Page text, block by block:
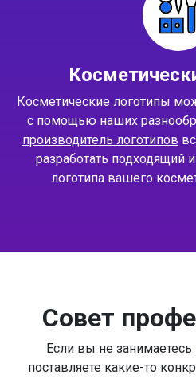
Косметические логотипы
с помощью наших
производитель логотипов
разработать подходящий
логотипа вашего
Совет
Если вы не
поставляете какие-то